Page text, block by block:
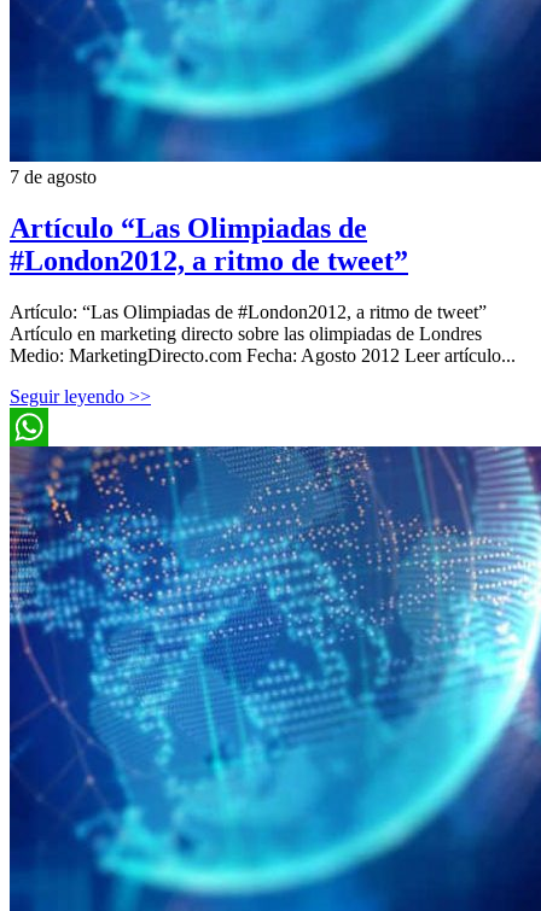
7 de agosto
Artículo “Las Olimpiadas de
#London2012, a ritmo de tweet”
Artículo: “Las Olimpiadas de #London2012, a ritmo de tweet”
Artículo en marketing directo sobre las olimpiadas de Londres
Medio: MarketingDirecto.com Fecha: Agosto 2012 Leer artículo...
Seguir leyendo >>
WhatsApp